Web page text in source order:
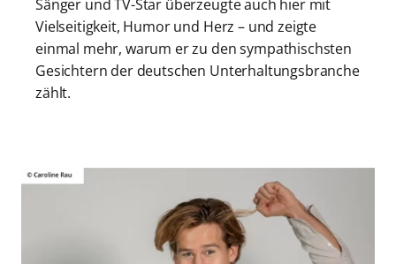
Sänger und TV-Star überzeugte auch hier mit
Vielseitigkeit, Humor und Herz – und zeigte
einmal mehr, warum er zu den sympathischsten
Gesichtern der deutschen Unterhaltungsbranche
zählt.